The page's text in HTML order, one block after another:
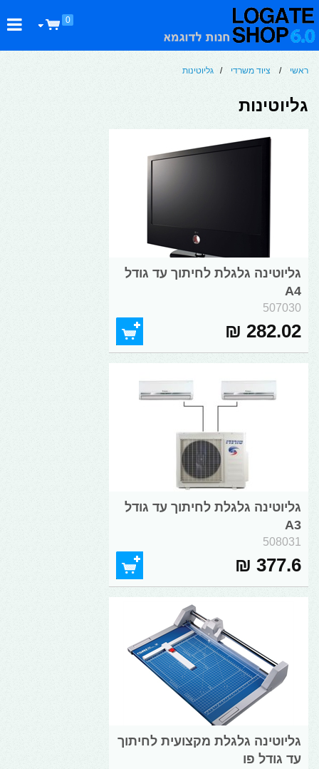
0
ראשי / ציוד משרדי / גליוטינות
גליוטינות
גליוטינה גלגלת לחיתוך עד גודל
A4
507030
282.02 ₪
גליוטינה גלגלת לחיתוך עד גודל
A3
508031
377.6 ₪
גליוטינה גלגלת מקצועית לחיתוך
עד גודל פו